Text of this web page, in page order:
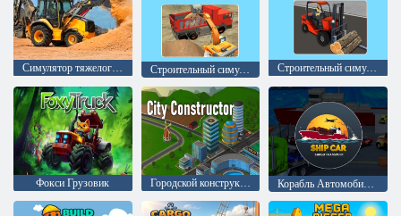
Симулятор тяжелого экскаватора Строительный симулятор Лёгкий Строительный симулятор
Фокси Грузовик Городской конструктор Корабль Автомобиль Грузовой транспорт